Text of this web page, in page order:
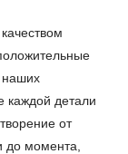
наших
каждой детали
от
до момента,